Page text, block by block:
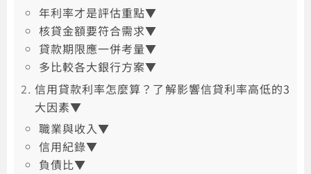
年利率才是評估重點▼
核貸金額要符合需求▼
貸款期限應一併考量▼
多比較各大銀行方案▼
信用貸款利率怎麼算？了解影響信貸利率高低的3
大因素▼
職業與收入▼
信用紀錄▼
負債比▼